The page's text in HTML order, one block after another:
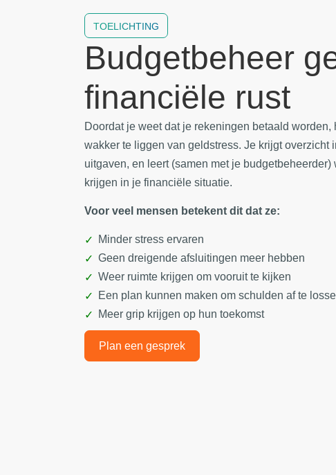
TOELICHTING
Budgetbeheer
financiële rust
Doordat je weet dat je rekeningen betaald worden,
wakker te liggen van geldstress. Je krijgt overzicht
uitgaven, en leert (samen met je budgetbeheerder)
krijgen in je financiële situatie.
Voor veel mensen betekent dit dat ze:
Minder stress ervaren
Geen dreigende afsluitingen meer hebben
Weer ruimte krijgen om vooruit te kijken
Een plan kunnen maken om schulden af te
Meer grip krijgen op hun toekomst
Plan een gesprek